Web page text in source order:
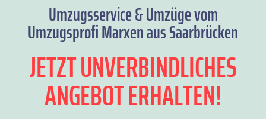
Umzugsservice & Umzüge vom
Umzugsprofi Marxen aus Saarbrücken
JETZT UNVERBINDLICHES
ANGEBOT ERHALTEN!